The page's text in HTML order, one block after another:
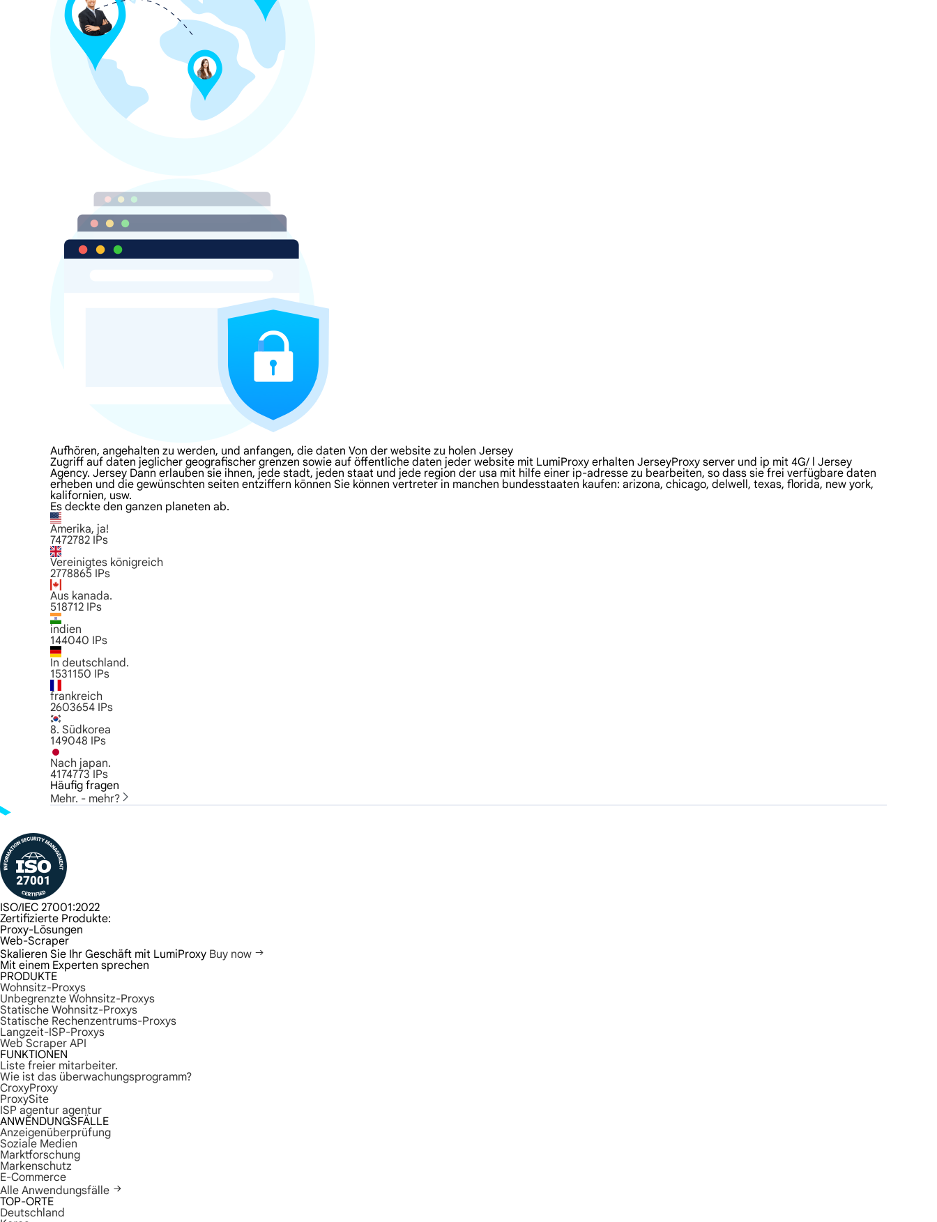
Aufhören, angehalten zu werden, und anfangen, die daten Von der website zu holen Jersey
Zugriff auf daten jeglicher geografischer grenzen sowie auf öffentliche daten jeder website mit LumiProxy erhalten JerseyProxy server und ip mit 4G/ l Jersey
Agency. Jersey Dann erlauben sie ihnen, jede stadt, jeden staat und jede region der usa mit hilfe einer ip-adresse zu bearbeiten, so dass sie frei verfügbare daten
erheben und die gewünschten seiten entziffern können Sie können vertreter in manchen bundesstaaten kaufen: arizona, chicago, delwell, texas, florida, new york,
kalifornien, usw.
Es deckte den ganzen planeten ab.
Amerika, ja!
7472782 IPs
Vereinigtes königreich
2778865 IPs
Aus kanada.
518712 IPs
indien
144040 IPs
In deutschland.
1531150 IPs
frankreich
2603654 IPs
8. Südkorea
149048 IPs
Nach japan.
4174773 IPs
Häufig fragen
Mehr. - mehr?
ISO/IEC 27001:2022
Zertifizierte Produkte:
Proxy-Lösungen
Web-Scraper
Skalieren Sie Ihr Geschäft mit LumiProxy Buy now
Mit einem Experten sprechen
PRODUKTE
Wohnsitz-Proxys
Unbegrenzte Wohnsitz-Proxys
Statische Wohnsitz-Proxys
Statische Rechenzentrums-Proxys
Langzeit-ISP-Proxys
Web Scraper API
FUNKTIONEN
Liste freier mitarbeiter.
Wie ist das überwachungsprogramm?
CroxyProxy
ProxySite
ISP agentur agentur
ANWENDUNGSFÄLLE
Anzeigenüberprüfung
Soziale Medien
Marktforschung
Markenschutz
E-Commerce
Alle Anwendungsfälle
TOP-ORTE
Deutschland